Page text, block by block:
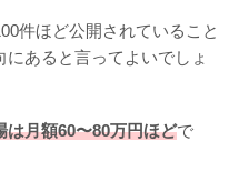
件ほど公開されていること
あると言ってよいでしょ
は月額60〜80万円ほどで